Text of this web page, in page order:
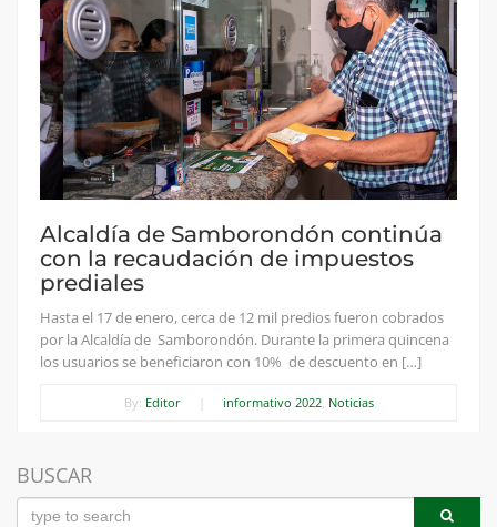
Alcaldía de Samborondón continúa
con la recaudación de impuestos
prediales
Hasta el 17 de enero, cerca de 12 mil predios fueron cobrados
por la Alcaldía de Samborondón. Durante la primera quincena
los usuarios se beneficiaron con 10% de descuento en […]
By: Editor informativo 2022, Noticias
BUSCAR